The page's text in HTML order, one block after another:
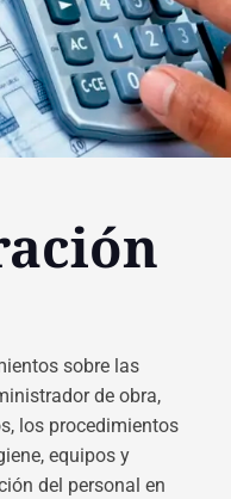
sobre las
de obra,
los procedimientos
equipos y
del personal en